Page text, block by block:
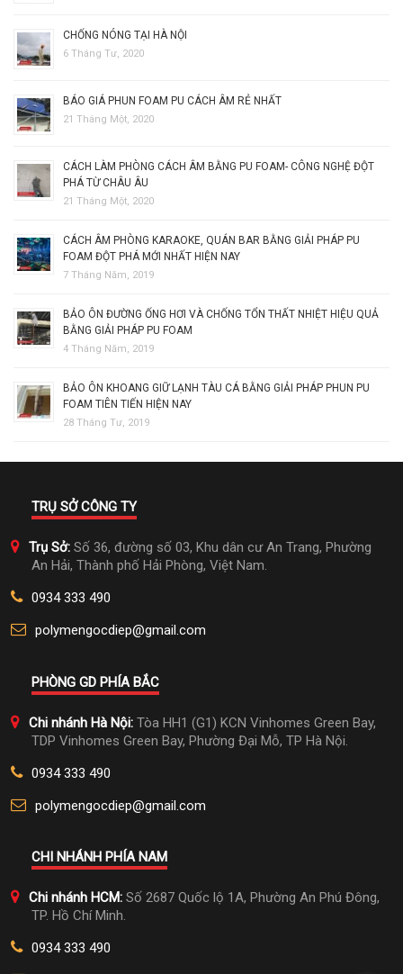
CHỐNG NÓNG TẠI HÀ NỘI
6 Tháng Tư, 2020
BÁO GIÁ PHUN FOAM PU CÁCH ÂM RẺ NHẤT
21 Tháng Một, 2020
CÁCH LÀM PHÒNG CÁCH ÂM BẰNG PU FOAM- CÔNG NGHỆ ĐỘT
PHÁ TỪ CHÂU ÂU
21 Tháng Một, 2020
CÁCH ÂM PHÒNG KARAOKE, QUÁN BAR BẰNG GIẢI PHÁP PU
FOAM ĐỘT PHÁ MỚI NHẤT HIỆN NAY
7 Tháng Năm, 2019
BẢO ÔN ĐƯỜNG ỐNG HƠI VÀ CHỐNG TỔN THẤT NHIỆT HIỆU QUẢ
BẰNG GIẢI PHÁP PU FOAM
4 Tháng Năm, 2019
BẢO ÔN KHOANG GIỮ LẠNH TÀU CÁ BẰNG GIẢI PHÁP PHUN PU
FOAM TIÊN TIẾN HIỆN NAY
28 Tháng Tư, 2019
TRỤ SỞ CÔNG TY
Trụ Sở:Số 36, đường số 03, Khu dân cư An Trang, Phường
An Hải, Thành phố Hải Phòng, Việt Nam.
0934 333 490
polymengocdiep@gmail.com
PHÒNG GD PHÍA BẮC
Chi nhánh Hà Nội: Tòa HH1 (G1) KCN Vinhomes Green Bay,
TDP Vinhomes Green Bay, Phường Đại Mỗ, TP Hà Nội.
0934 333 490
polymengocdiep@gmail.com
CHI NHÁNH PHÍA NAM
Chi nhánh HCM: Số 2687 Quốc lộ 1A, Phường An Phú Đông,
TP. Hồ Chí Minh.
0934 333 490